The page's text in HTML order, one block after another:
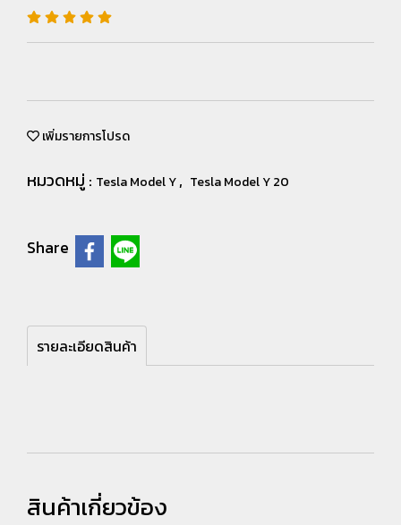
เพิ่มรายการโปรด
หมวดหมู่ : Tesla Model Y, Tesla Model Y 20
Share
รายละเอียดสินค้า
สินค้าเกี่ยวข้อง